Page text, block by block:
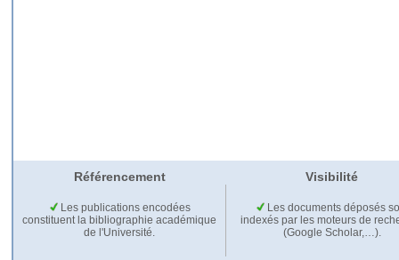
Référencement Visibilité
Les publications encodées
constituent la bibliographie académique
de l'Université.
Les documents déposés
indexés par les moteurs de
(Google Scholar,…).